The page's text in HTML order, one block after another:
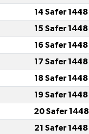
14 Safer 1448
15 Safer 1448
16 Safer 1448
17 Safer 1448
18 Safer 1448
19 Safer 1448
20 Safer 1448
21 Safer 1448